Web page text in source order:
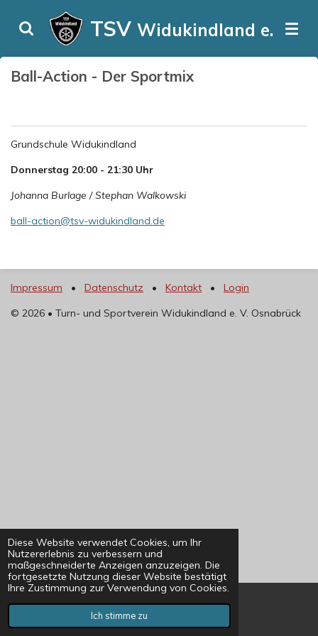
Diese Website verwendet Cookies, um Ihr
Nutzererlebnis zu verbessern und
maßgeschneiderte Anzeigen anzuzeigen. Die
fortgesetzte Nutzung dieser Website bestätigt
Ihre Zustimmung zur Verwendung von Cookies.
Ich stimme zu
Hauptinhalt
TSV Widukindland e. V.
Ball-Action - Der Sportmix
Grundschule Widukindland
Donnerstag 20:00 - 21:30 Uhr
Johanna Burlage / Stephan Walkowski
ball-action@tsv-widukindland.de
Impressum • Datenschutz • Kontakt • Login
© 2026 • Turn- und Sportverein Widukindland e. V. Osnabrück
E-Mail